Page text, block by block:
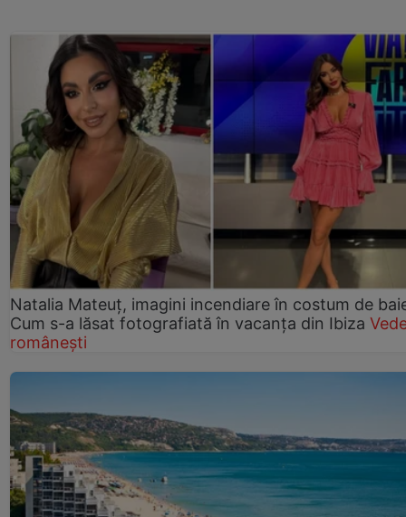
Natalia Mateuț, imagini incendiare în costum de
Cum s-a lăsat fotografiată în vacanța din Ibiza
românești